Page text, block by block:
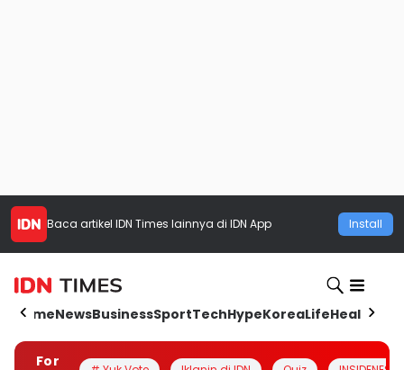
Baca artikel IDN Times lainnya di IDN App Install
HomeNewsBusinessSportTechHypeKoreaLifeHealth
For